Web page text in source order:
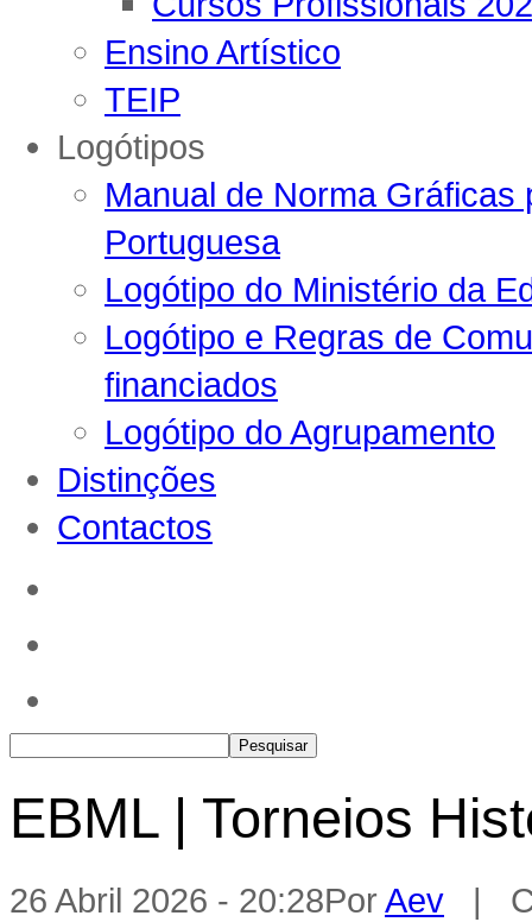
Ensino Artístico
TEIP
Logótipos
Manual de Norma
Portuguesa
Logótipo do Ministério da
Logótipo e Regras de
financiados
Logótipo do Agrupamento
Distinções
Contactos
EBML | Torneios
26 Abril 2026 - 20:28PorAev |